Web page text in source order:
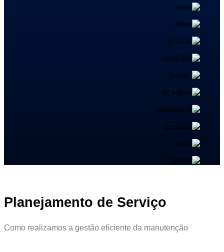
Planejamento de Serviço
Como realizamos a gestão eficiente da manutenção